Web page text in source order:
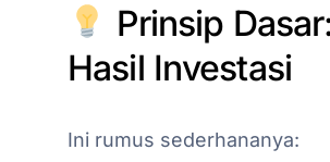
Prinsip
Hasil Investasi
Ini rumus sederhananya: